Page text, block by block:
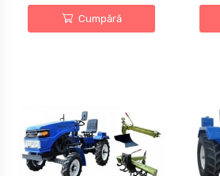
Cumpără